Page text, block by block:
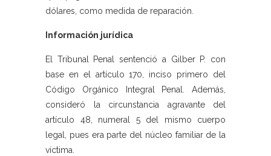
dólares, como medida de reparación.
Información jurídica
El Tribunal Penal sentenció a Gilber P. con
base en el artículo 170, inciso primero del
Código Orgánico Integral Penal. Además,
consideró la circunstancia agravante del
artículo 48, numeral 5 del mismo cuerpo
legal, pues era parte del núcleo familiar de la
víctima.